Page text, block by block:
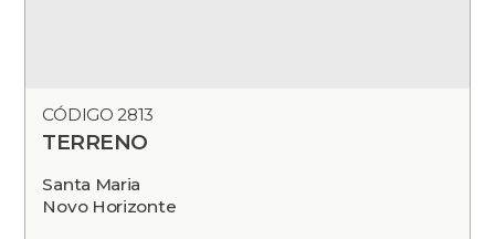
CÓDIGO 2813
TERRENO
Santa Maria
Novo Horizonte